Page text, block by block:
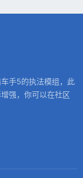
手5的执法模组，此
强，你可以在社区